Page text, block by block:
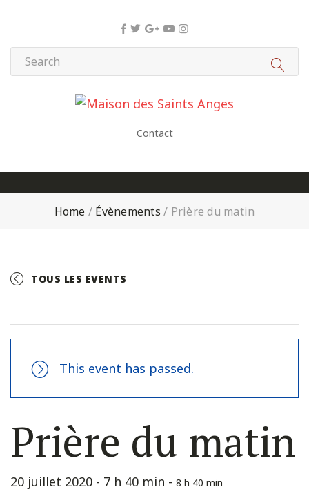
Contact
Home / Évènements / Prière du matin
TOUS LES EVENTS
This event has passed.
Prière du matin
20 juillet 2020 - 7 h 40 min - 8 h 40 min